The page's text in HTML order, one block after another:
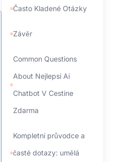
Často Kladené Otázky
Závěr
Common Questions
About Nejlepsi Ai
Chatbot V Cestine
Zdarma
Kompletní průvodce a
časté dotazy: umělá